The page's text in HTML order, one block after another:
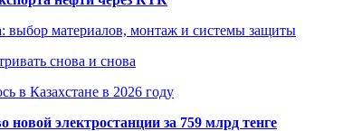
выбор материалов, монтаж и системы защиты
снова и снова
в Казахстане в 2026 году
новой электростанции за 759 млрд тенге